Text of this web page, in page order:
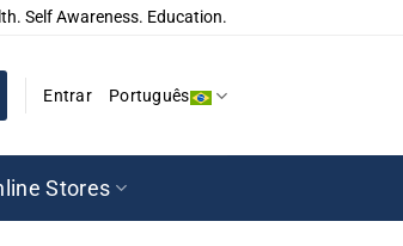
Self Awareness. Education.
Entrar Português
Stores